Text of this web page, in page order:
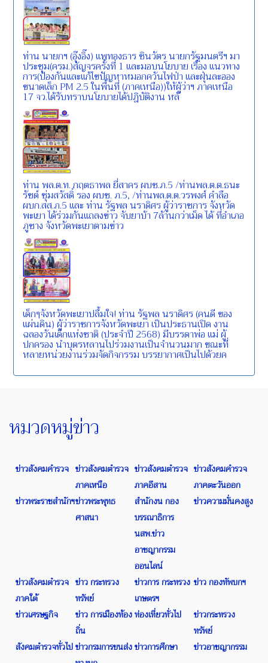
ท่าน นายกฯ (อุ๊งอิ๊ง) แพทองธาร ชินวัตร นายกรัฐมนตรีฯ มา
ประชุม(ครม.)สัญจรครั้งที่ 1 และมอบนโยบาย เรื่อง แนวทาง
การ(ป้องกันและแก้ไขปัญหาหมอกควันไฟป่า และฝุ่นละออง
ขนาดเล็ก PM 2.5 ในพื้นที่ (ภาคเหนือ))ให้ผู้ว่าฯ ภาคเหนือ
17 จว.ได้รับทราบนโยบายได้ปฎิบัติงาน หลั
ท่าน พล.ต.ท. กฤตธาพล ยี่สาคร ผบช.ภ.5 /ท่านพล.ต.ต.ธนะ
รัชต์ ชุ่มสวัสดิ์ รอง ผบช. ภ.5, /ท่านพล.ต.ต.วรพงศ์ คำลือ
ผบก.สส.ภ.5 และ ท่าน รัฐพล นราดิศร ผู้ว่าราชการ จังหวัด
พะเยา ได้ร่วมกันแถลงข่าว จับยาบ้า 7ล้านกว่าเม็ด ได้ ที่อำเภอ
ภูซาง จังหวัดพะเยาตามข่าว
เด็กๆจังหวัดพะเยาปลื้มใจ! ท่าน รัฐพล นราดิศร (คนดี ของ
แผ่นดิน) ผู้ว่าราชการจังหวัดพะเยา เป็นประธานเปิด งาน
ฉลองวันเด็กแห่งชาติ (ประจำปี 2568) มีบรรดาพ่อ แม่ ผู้
ปกครอง นำบุตรหลานไปร่วมงานเป็นจำนวนมาก ขณะที่
หลายหน่วยงานร่วมจัดกิจกรรม บรรยากาศเป็นไปด้วยค
หมวดหมู่ข่าว
ข่าวสังคมคำรวจ ข่าวสังคมตำรวจ
ภาคเหนือ
ข่าวสังคมตำรวจ
ภาคอีสาน
ข่าวสังคมคำรวจ
ภาคตะวันออก
ข่าวพระราชสำนักฯข่าวพระพุทธ
ศาสนา
สำนักงน กอง
บรรณาธิการ
นสพ.ข่าว
อาชญากรรม
ออนไลน์
ข่าวความมั่นคงสูง
ข่าวสังคมตำรวจ
ภาคใต้
ข่าว กระทรวง
ทรัพย์
ข่าวการ กระทรวง
เกษตรฯ
ข่าว กองทัพบกฯ
ข่าวเศรษฐกิจ
ข่าว การเมืองท้อง
ถิ่น
ท่องเที่ยวทั่วไป
ข่าวกระทรวง
ทรัพย์
สังคมตำรวจทั่วไปข่าวกรมการขนส่งข่าวการศึกษา ข่าวอาชญากรรม